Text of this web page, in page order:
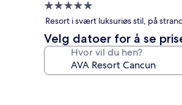
Overnattingssted
med
5.0
stjerner
Resort i svært luksuriøs stil, på
Velg datoer for å se
Hvor vil du hen?